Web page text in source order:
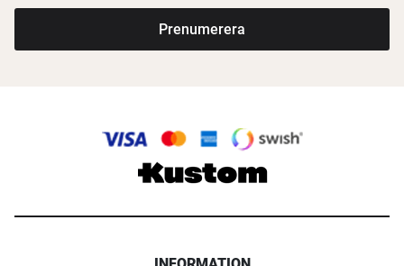
Prenumerera